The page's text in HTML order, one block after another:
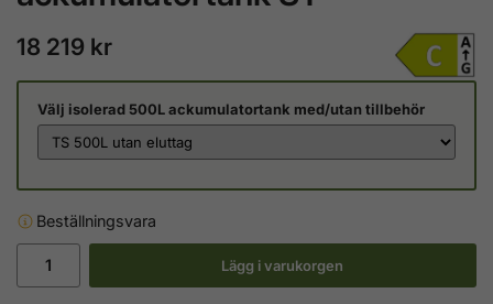
18 219 kr
Välj isolerad 500L ackumulatortank med/utan tillbehör
Beställningsvara
Lägg i varukorgen